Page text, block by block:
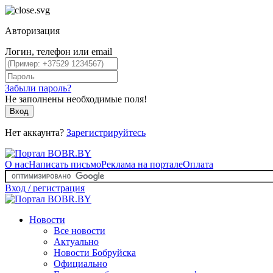
Авторизация
Логин, телефон или email
Забыли пароль?
Не заполнены необходимые поля!
Вход
Нет аккаунта? Зарегистрируйтесь
О насНаписать письмоРеклама на порталеОплата
Вход / регистрация
Новости
Все новости
Актуально
Новости Бобруйска
Официально